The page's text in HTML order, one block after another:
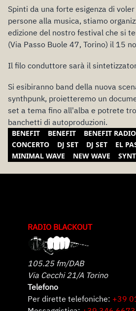
Spinti da una forte esigenza di
persone alla musica, stiamo
edizione del nostro festival che si
(Via Passo Buole 47, Torino) il 15
Il filo conduttore sarà il
Si esibiranno band della nuova
synthpunk, proietteremo un
set a tema fino all'alba e potrete
banchetti di autoproduzioni.
BENEFIT BENEFIT
BENEFIT
CONCERTO
DJ SET DJ SET EL
MINIMAL WAVE
NEW WAVE
RADIO BLACKOUT
105.25 fm/DAB
Via Cecchi 21/A Torino
Telefono
Per dirette telefoniche: +39